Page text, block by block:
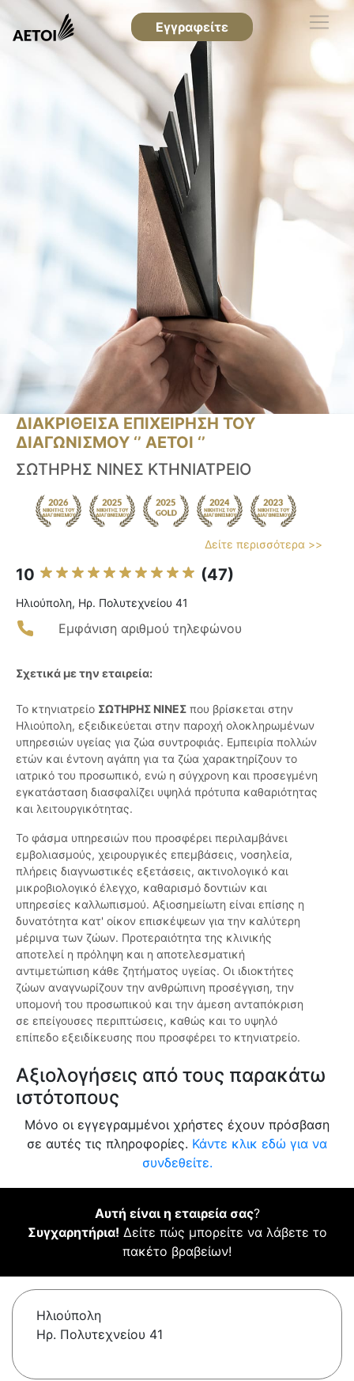
Εγγραφείτε
ΔΙΑΚΡΙΘΕΙΣΑ ΕΠΙΧΕΙΡΗΣΗ ΤΟΥ
ΔΙΑΓΩΝΙΣΜΟΥ ‘’ ΑΕΤΟΙ ‘’
ΣΩΤΗΡΗΣ ΝΙΝΕΣ ΚΤΗΝΙΑΤΡΕΙΟ
Δείτε περισσότερα >>
10 (47)
Ηλιούπολη, Ηρ. Πολυτεχνείου 41
Εμφάνιση αριθμού τηλεφώνου
Σχετικά με την εταιρεία:
Το κτηνιατρείο ΣΩΤΗΡΗΣ ΝΙΝΕΣ που βρίσκεται στην
Ηλιούπολη, εξειδικεύεται στην παροχή ολοκληρωμένων
υπηρεσιών υγείας για ζώα συντροφιάς. Εμπειρία πολλών
ετών και έντονη αγάπη για τα ζώα χαρακτηρίζουν το
ιατρικό του προσωπικό, ενώ η σύγχρονη και προσεγμένη
εγκατάσταση διασφαλίζει υψηλά πρότυπα καθαριότητας
και λειτουργικότητας.
Το φάσμα υπηρεσιών που προσφέρει περιλαμβάνει
εμβολιασμούς, χειρουργικές επεμβάσεις, νοσηλεία,
πλήρεις διαγνωστικές εξετάσεις, ακτινολογικό και
μικροβιολογικό έλεγχο, καθαρισμό δοντιών και
υπηρεσίες καλλωπισμού. Αξιοσημείωτη είναι επίσης η
δυνατότητα κατ' οίκον επισκέψεων για την καλύτερη
μέριμνα των ζώων. Προτεραιότητα της κλινικής
αποτελεί η πρόληψη και η αποτελεσματική
αντιμετώπιση κάθε ζητήματος υγείας. Οι ιδιοκτήτες
ζώων αναγνωρίζουν την ανθρώπινη προσέγγιση, την
υπομονή του προσωπικού και την άμεση ανταπόκριση
σε επείγουσες περιπτώσεις, καθώς και το υψηλό
επίπεδο εξειδίκευσης που προσφέρει το κτηνιατρείο.
Αξιολογήσεις από τους παρακάτω
ιστότοπους
Μόνο οι εγγεγραμμένοι χρήστες έχουν πρόσβαση
σε αυτές τις πληροφορίες. Κάντε κλικ εδώ για να
συνδεθείτε.
Αυτή είναι η εταιρεία σας?
Συγχαρητήρια! Δείτε πώς μπορείτε να λάβετε το
πακέτο βραβείων!
Ηλιούπολη
Ηρ. Πολυτεχνείου 41